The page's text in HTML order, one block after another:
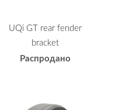
UQi GT rear fender
bracket
Распродано